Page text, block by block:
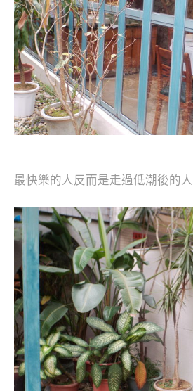
最快樂的人反而是走過低潮後的人